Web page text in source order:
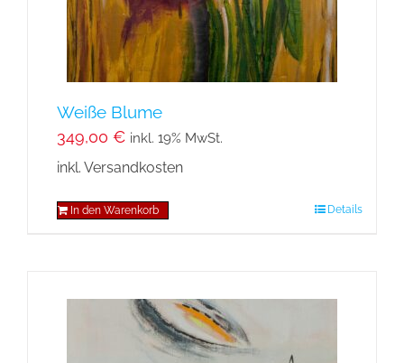
Weiße Blume
349,00 € inkl. 19% MwSt.
inkl. Versandkosten
In den Warenkorb Details